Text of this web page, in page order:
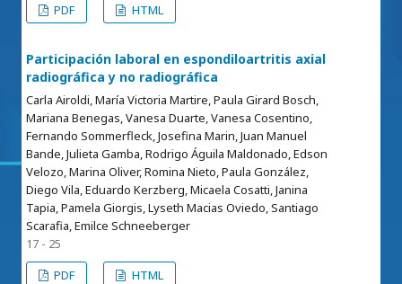
PDF
HTML
Participación laboral en espondiloartritis axial
radiográfica y no radiográfica
Carla Airoldi, María Victoria Martire, Paula Girard Bosch,
Mariana Benegas, Vanesa Duarte, Vanesa Cosentino,
Fernando Sommerfleck, Josefina Marin, Juan Manuel
Bande, Julieta Gamba, Rodrigo Águila Maldonado, Edson
Velozo, Marina Oliver, Romina Nieto, Paula González,
Diego Vila, Eduardo Kerzberg, Micaela Cosatti, Janina
Tapia, Pamela Giorgis, Lyseth Macias Oviedo, Santiago
Scarafia, Emilce Schneeberger
17 - 25
PDF
HTML